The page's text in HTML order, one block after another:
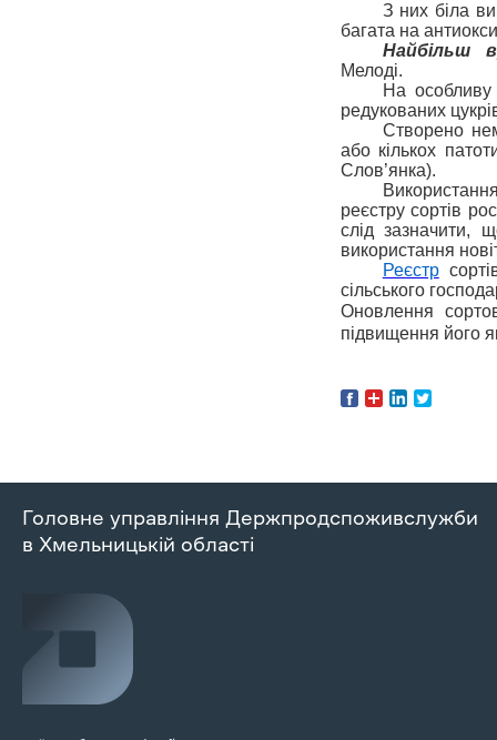
З них біла
багата на
Найбільш
Мелоді.
На особливу
редукованих
Створено
або кількох
Слов’янка).
реєстру сортів
слід зазначити,
використання
Реєстр
сільського
Оновлення
підвищення його
Головне управління Держпродспоживслужби
в Хмельницькій області